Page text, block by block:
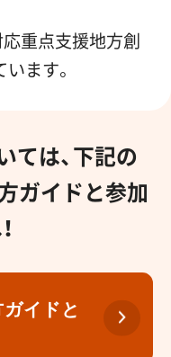
重点支援地方創
ます。
ては、下記の
ガイドと参加
イドと